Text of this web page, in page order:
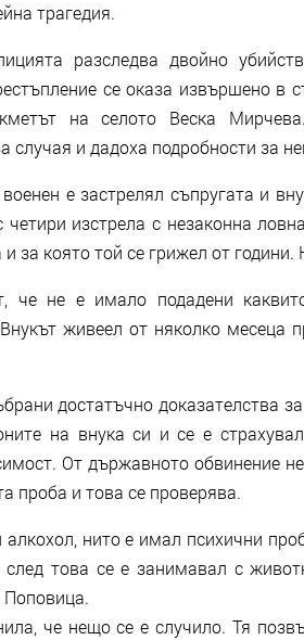
трагедия.
разследва двойно
се оказа извършено в
на селото Веска
случая и дадоха подробности за
е застрелял съпругата и
изстрела с незаконна
за която той се грижел от
че не е имало подадени
живеел от няколко месеца
достатъчно доказателства
на внука си и се е
От държавното обвинение
проба и това се проверява.
нито е имал психични
това се е занимавал с
Поповица.
че нещо се е случило. Тя